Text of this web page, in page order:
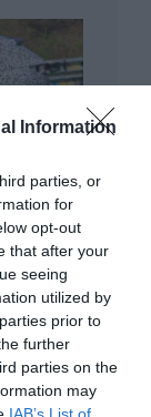
Information
parties, or
for
opt-out
that after your
seeing
utilized by
prior to
further
parties on the
may